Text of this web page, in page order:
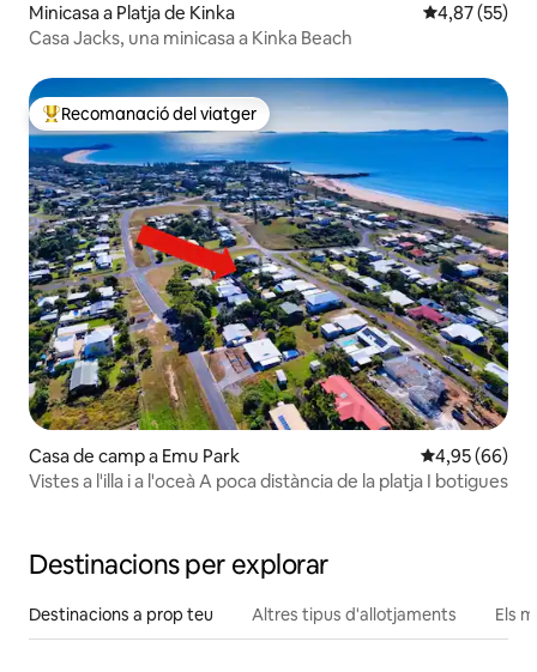
Minicasa a Platja de Kinka 4,87 de
4,87 (55)
Casa Jacks, una minicasa a Kinka Beach
Principals recomanacions dels viatgers
Recomanació del viatger
Casa de camp a Emu Park 4,95 de
4,95 (66)
Vistes a l'illa i a l'oceà A poca distància de la platja I botigues
Destinacions per explorar
Destinacions a prop teu Altres tipus d'allotjaments Els